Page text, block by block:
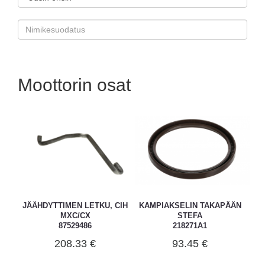
Moottorin osat
JÄÄHDYTTIMEN LETKU, CIH
MXC/CX
87529486
208.33 €
KAMPIAKSELIN TAKAPÄÄN
STEFA
218271A1
93.45 €